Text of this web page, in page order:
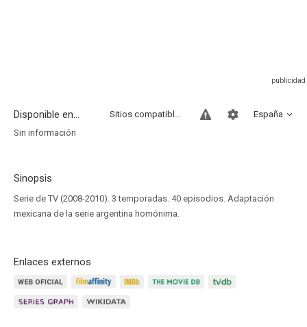
Disponible en... España
Sitios compatibles
Sin información
Sinopsis
Serie de TV (2008-2010). 3 temporadas. 40 episodios. Adaptación
mexicana de la serie argentina homónima.
Enlaces externos